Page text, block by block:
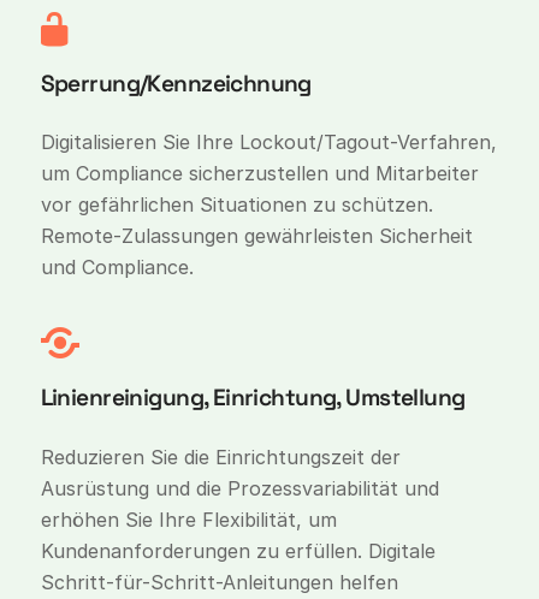
Sperrung/Kennzeichnung
Digitalisieren Sie Ihre Lockout/Tagout-Verfahren,
um Compliance sicherzustellen und Mitarbeiter
vor gefährlichen Situationen zu schützen.
Remote-Zulassungen gewährleisten Sicherheit
und Compliance.
Linienreinigung, Einrichtung, Umstellung
Reduzieren Sie die Einrichtungszeit der
Ausrüstung und die Prozessvariabilität und
erhöhen Sie Ihre Flexibilität, um
Kundenanforderungen zu erfüllen. Digitale
Schritt-für-Schritt-Anleitungen helfen